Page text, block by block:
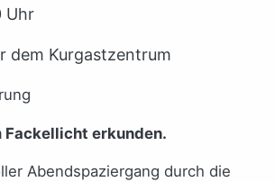
Uhr
dem Kurgastzentrum
Fackellicht erkunden.
Abendspaziergang durch die